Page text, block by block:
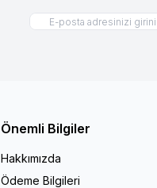
Önemli Bilgiler
Hakkımızda
Ödeme Bilgileri